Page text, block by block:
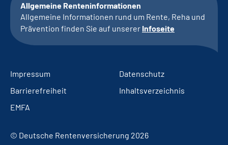
Allgemeine Renteninformationen
Allgemeine Informationen rund um Rente, Reha und
Prävention finden Sie auf unserer Infoseite
Impressum
Datenschutz
Barrierefreiheit
Inhaltsverzeichnis
EMFA
© Deutsche Rentenversicherung 2026